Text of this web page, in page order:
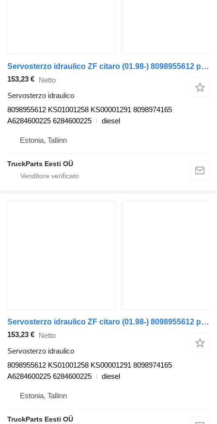
Servosterzo idraulico ZF citaro (01.98-) 8098955612 per autobus Mercedes-Benz Bus II (1996-)
153,23 € Netto
Servosterzo idraulico
8098955612 KS01001258 KS00001291 8098974165
A6284600225 6284600225
diesel
Estonia, Tallinn
TruckParts Eesti OÜ
Servosterzo idraulico ZF citaro (01.98-) 8098955612 per autobus Mercedes-Benz Bus II (1996-)
153,23 € Netto
Servosterzo idraulico
8098955612 KS01001258 KS00001291 8098974165
A6284600225 6284600225
diesel
Estonia, Tallinn
TruckParts Eesti OÜ